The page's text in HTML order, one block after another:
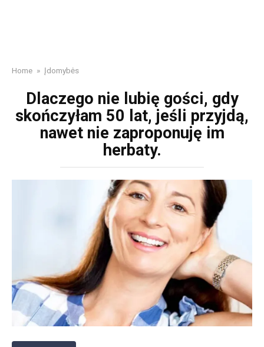
Home » Įdomybės
Dlaczego nie lubię gości, gdy
skończyłam 50 lat, jeśli przyjdą,
nawet nie zaproponuję im
herbaty.